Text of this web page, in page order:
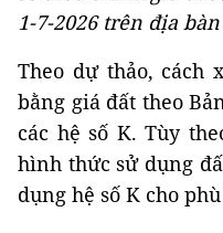
1-7-2026 trên địa bàn
Theo dự thảo, cách
bằng giá đất theo
các hệ số K. Tùy
hình thức sử dụng
dụng hệ số K cho